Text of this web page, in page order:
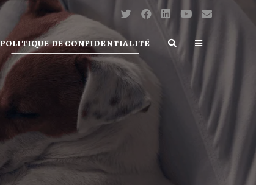
POLITIQUE DE CONFIDENTIALITÉ TOGGLE